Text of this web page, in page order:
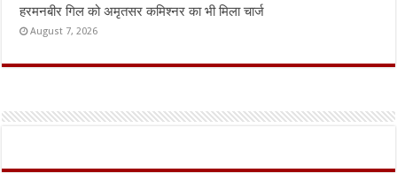
हरमनबीर गिल को अमृतसर कमिश्नर का भी मिला चार्ज
August 7, 2026